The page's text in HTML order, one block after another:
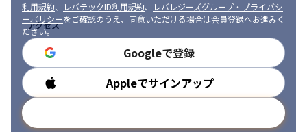
〈スキルアップサポート〉
いち早く活躍できるよう、好きなときに教育を受けることができ
る「研修システム」があります。また、社員発信の勉強会（月1回
以上）や独自の研修カリキュラム『ピカトレ』（TypeScript、
Swiftなどモダンな言語やマネジメント研修）など、新たな挑戦を
積極的に後押ししています。
ピカトレとは：https://ysinc.co.jp/blog/cco-03/
利用規約、 レバテックID利用規約、
レバレジーズグループ・プライバシ
ーポリシーをご確認のうえ、同意いただける場合は会員登録へお進みく
ださい。
Googleで登録
Appleでサインアップ
アクセス
勤務時間